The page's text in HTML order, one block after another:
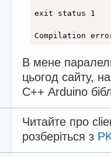
// int
int
// int
// int
// int
// int
// int
// int
// int
// int
exit status 1
Compilation
В мене
цьогод сайту,
С++ Arduino
Читайте про
розберіться з